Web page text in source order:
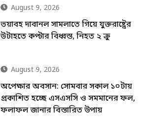
August 9, 2026
ভয়াবহ দাবানল সামলাতে গিয়ে যুক্তরাষ্ট্রের
উটাহতে কপ্টার বিধ্বস্ত, নিহত ২ ক্রু
August 9, 2026
অপেক্ষার অবসান: সোমবার সকাল ১০টায়
প্রকাশিত হচ্ছে এসএসসি ও সমমানের ফল,
ফলাফল জানার বিস্তারিত উপায়